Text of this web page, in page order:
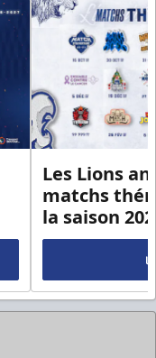
Les Lions
matchs
la saison